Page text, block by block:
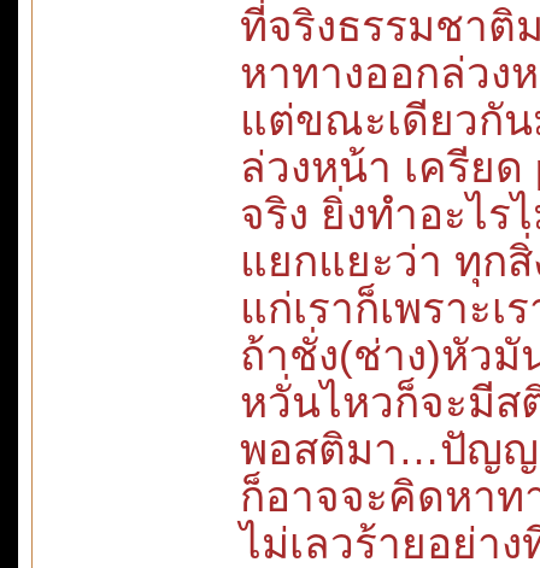
ที่จริงธรรมชาติ
หาทางออกล่วง
แต่ขณะเดียวกั
ล่วงหน้า เครียด
จริง ยิ่งทำอะไร
แยกแยะว่า ทุก
แก่เราก็เพราะเ
ถ้าชั่ง(ช่าง)หัวมั
หวั่นไหวก็จะมีส
พอสติมา…ปัญญ
ก็อาจจะคิดหาท
ไม่เลวร้ายอย่าง